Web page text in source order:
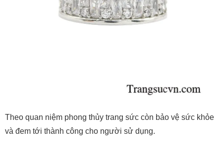
Theo quan niệm phong thủy trang sức còn bảo vệ sức khỏe
và đem tới thành công cho người sử dụng.